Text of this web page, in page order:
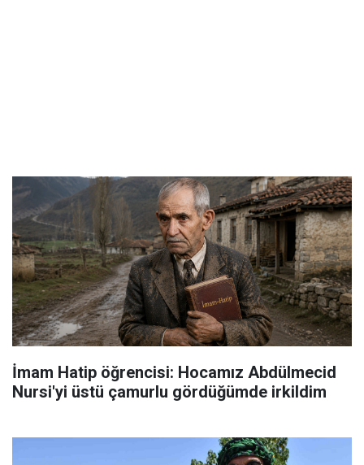
İmam Hatip öğrencisi: Hocamız Abdülmecid
Nursi'yi üstü çamurlu gördüğümde irkildim